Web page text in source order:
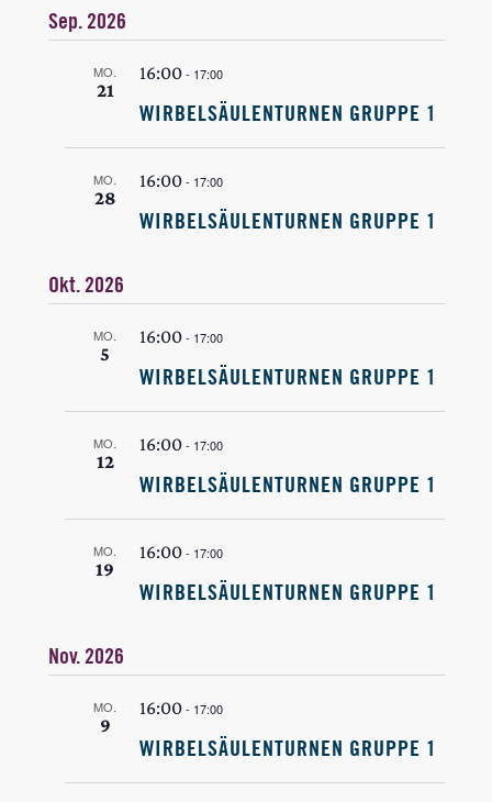
Sep. 2026
MO.
21
16:00- 17:00
WIRBELSÄULENTURNEN GRUPPE 1
MO.
28
16:00- 17:00
WIRBELSÄULENTURNEN GRUPPE 1
Okt. 2026
MO.
5
16:00- 17:00
WIRBELSÄULENTURNEN GRUPPE 1
MO.
12
16:00- 17:00
WIRBELSÄULENTURNEN GRUPPE 1
MO.
19
16:00- 17:00
WIRBELSÄULENTURNEN GRUPPE 1
Nov. 2026
MO.
9
16:00- 17:00
WIRBELSÄULENTURNEN GRUPPE 1